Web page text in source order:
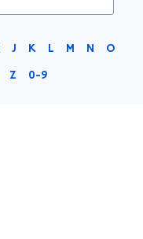
J K L M N
O
Z 0-9